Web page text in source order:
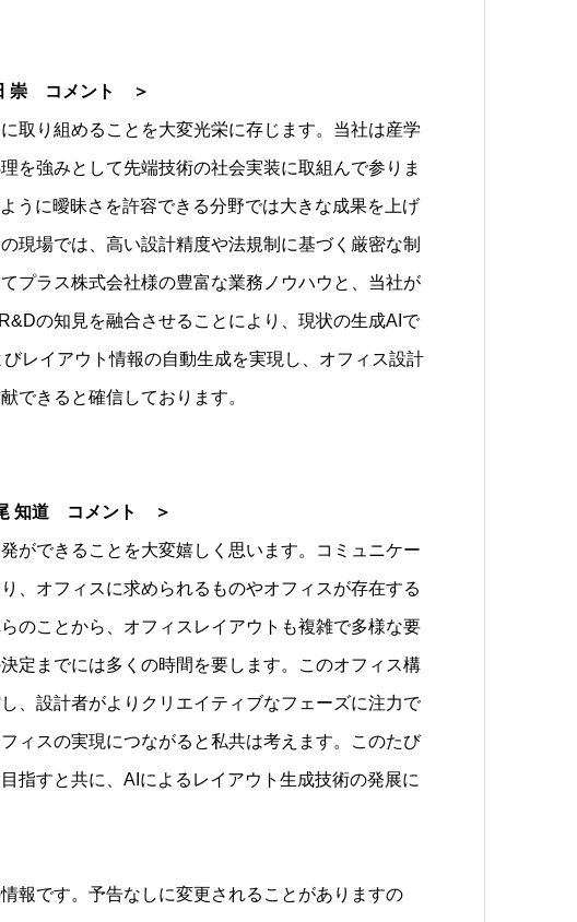
崇 コメント ＞
取り組めることを大変光栄に存じます。当社は産学
を強みとして先端技術の社会実装に取組んで参りま
うに曖昧さを許容できる分野では大きな成果を上げ
現場では、高い設計精度や法規制に基づく厳密な制
プラス株式会社様の豊富な業務ノウハウと、当社が
の知見を融合させることにより、現状の生成AIで
レイアウト情報の自動生成を実現し、オフィス設計
できると確信しております。
知道 コメント ＞
ができることを大変嬉しく思います。コミュニケー
、オフィスに求められるものやオフィスが存在する
のことから、オフィスレイアウトも複雑で多様な要
定までには多くの時間を要します。このオフィス構
、設計者がよりクリエイティブなフェーズに注力で
ィスの実現につながると私共は考えます。このたび
指すと共に、AIによるレイアウト生成技術の発展に
報です。予告なしに変更されることがありますの